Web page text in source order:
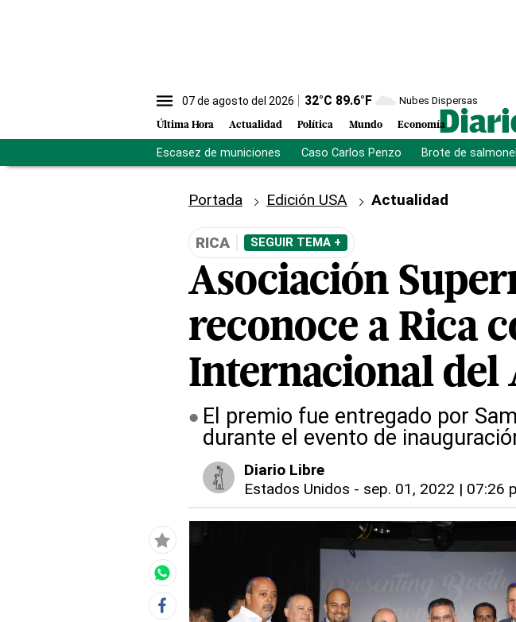
07 de agosto del 2026 32°C 89.6°F Nubes Dispersas
Última Hora Actualidad Política Mundo Economía
Escasez de municiones Caso Carlos Penzo Brote de
Portada Edición USA Actualidad
RICA SEGUIR TEMA +
Asociación
reconoce a Rica
Internacional del
El premio fue entregado por
durante el evento de
Diario Libre
Estados Unidos - sep. 01, 2022 | 07:26